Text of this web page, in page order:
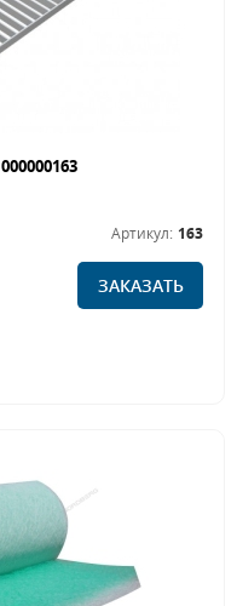
Артикул: 163
ЗАКАЗАТЬ